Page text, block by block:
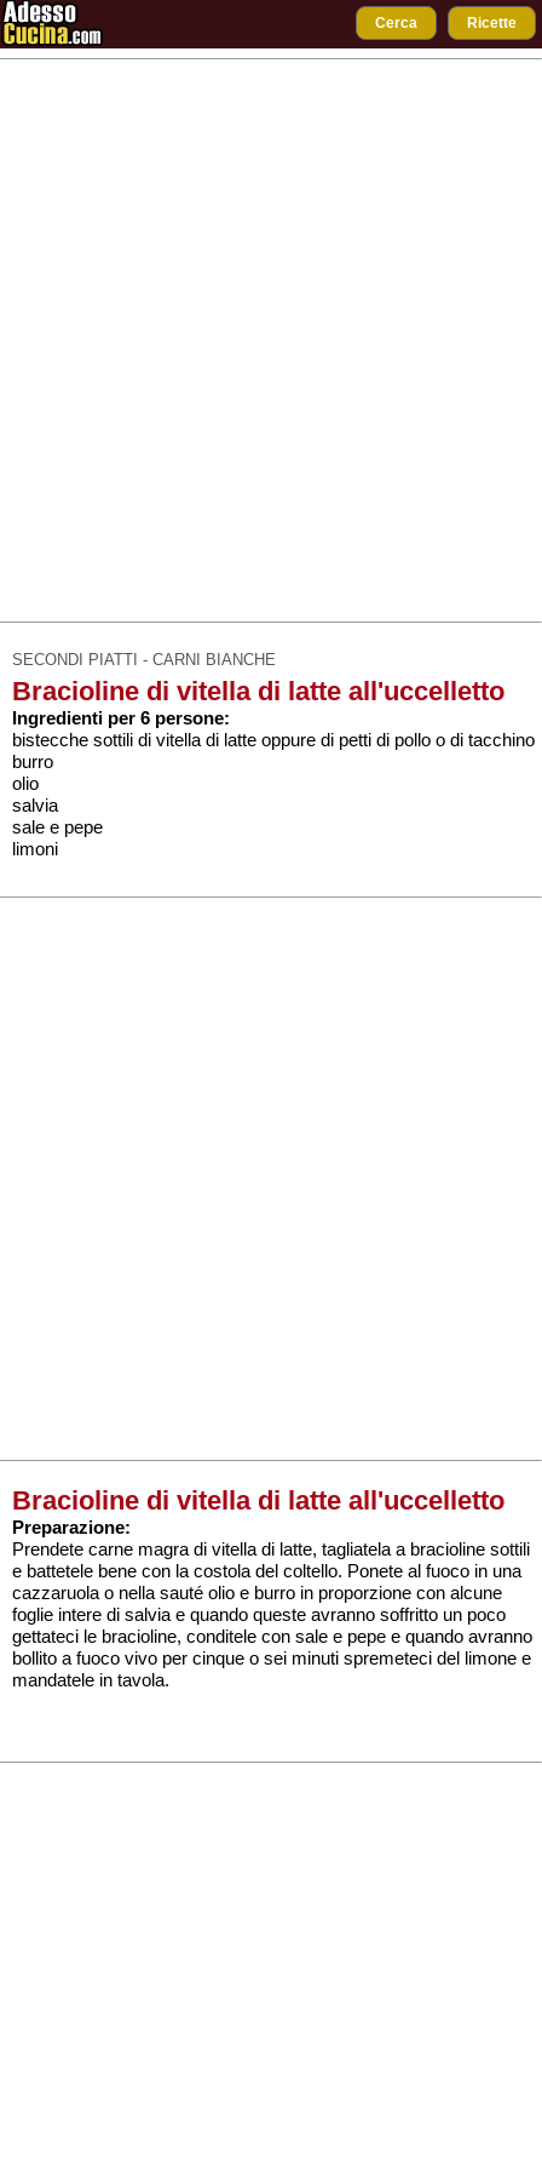
Cerca Ricette
SECONDI PIATTI - CARNI BIANCHE
Bracioline di vitella di latte all'uccelletto
Ingredienti per 6 persone:
bistecche sottili di vitella di latte oppure di petti di pollo o di tacchino
burro
olio
salvia
sale e pepe
limoni
Bracioline di vitella di latte all'uccelletto
Preparazione:
Prendete carne magra di vitella di latte, tagliatela a bracioline sottili
e battetele bene con la costola del coltello. Ponete al fuoco in una
cazzaruola o nella sauté olio e burro in proporzione con alcune
foglie intere di salvia e quando queste avranno soffritto un poco
gettateci le bracioline, conditele con sale e pepe e quando avranno
bollito a fuoco vivo per cinque o sei minuti spremeteci del limone e
mandatele in tavola.